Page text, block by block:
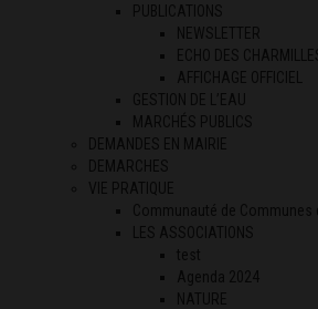
PUBLICATIONS
NEWSLETTER
ECHO DES CHARMILLES
AFFICHAGE OFFICIEL
GESTION DE L’EAU
MARCHÉS PUBLICS
DEMANDES EN MAIRIE
DEMARCHES
VIE PRATIQUE
Communauté de Communes
LES ASSOCIATIONS
test
Agenda 2024
NATURE